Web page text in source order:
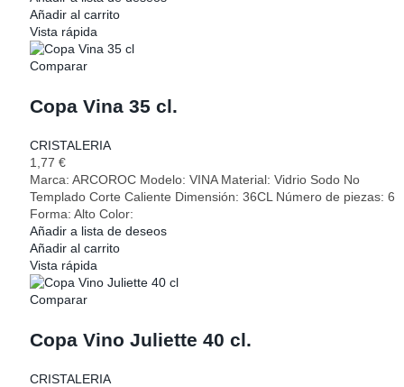
Añadir al carrito
Vista rápida
Comparar
Copa Vina 35 cl.
CRISTALERIA
1,77 €
Marca: ARCOROC Modelo: VINA Material: Vidrio Sodo No
Templado Corte Caliente Dimensión: 36CL Número de piezas: 6
Forma: Alto Color:
Añadir a lista de deseos
Añadir al carrito
Vista rápida
Comparar
Copa Vino Juliette 40 cl.
CRISTALERIA